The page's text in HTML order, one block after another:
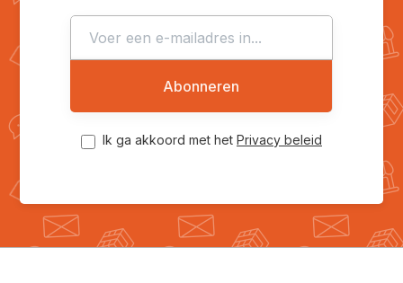
Abonneren
Ik ga akkoord met het Privacy beleid